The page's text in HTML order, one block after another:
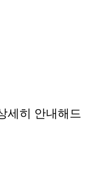
세히 안내해드